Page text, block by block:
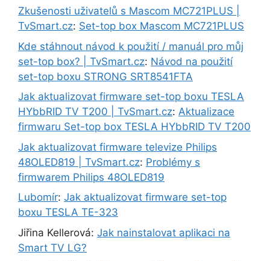
Zkušenosti uživatelů s Mascom MC721PLUS |
TvSmart.cz: Set-top box Mascom MC721PLUS
Kde stáhnout návod k použití / manuál pro můj
set-top box? | TvSmart.cz: Návod na použití
set-top boxu STRONG SRT8541FTA
Jak aktualizovat firmware set-top boxu TESLA
HYbbRID TV T200 | TvSmart.cz: Aktualizace
firmwaru Set-top box TESLA HYbbRID TV T200
Jak aktualizovat firmware televize Philips
48OLED819 | TvSmart.cz: Problémy s
firmwarem Philips 48OLED819
Lubomír: Jak aktualizovat firmware set-top
boxu TESLA TE-323
Jiřina Kellerová: Jak nainstalovat aplikaci na
Smart TV LG?